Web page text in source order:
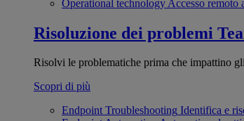
Operational technology Accesso remoto
Risoluzione dei problemi
Risolvi le problematiche prima che impattino
Scopri di più
Endpoint Troubleshooting Identifica e